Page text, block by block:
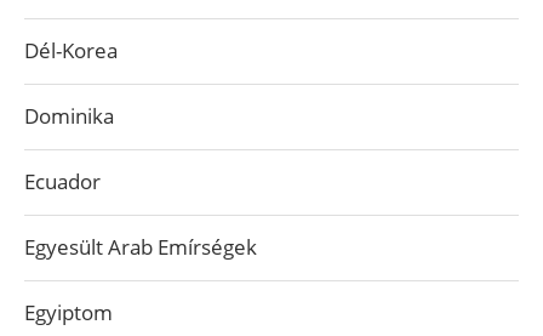
Dél-Korea
Dominika
Ecuador
Egyesült Arab Emírségek
Egyiptom